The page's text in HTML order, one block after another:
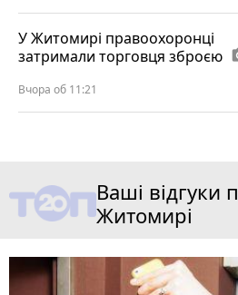
У Житомирі правоохоронці
затримали торговця зброєю
Вчора об 11:21
Ваші відгуки
Житомирі